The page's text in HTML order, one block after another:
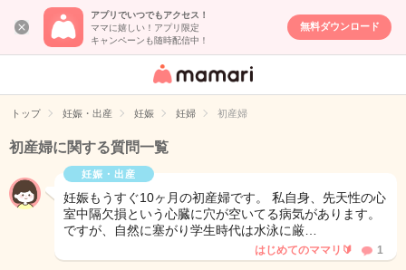
アプリでいつでもアクセス！
ママに嬉しい！アプリ限定
キャンペーンも随時配信中！
無料ダウンロード
女性専用匿名QA
イト
トップ 妊娠・出産 妊娠 妊婦 初産婦
初産婦に関する質問一覧
妊娠・出産
妊娠もうすぐ10ヶ月の初産婦です。 私自身、先天性の心
室中隔欠損という心臓に穴が空いてる病気があります。
ですが、自然に塞がり学生時代は水泳に厳…
はじめてのママリ🔰 1